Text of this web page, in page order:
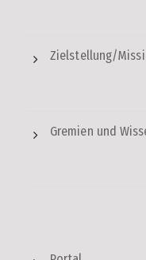
Zielstellung/
Gremien und